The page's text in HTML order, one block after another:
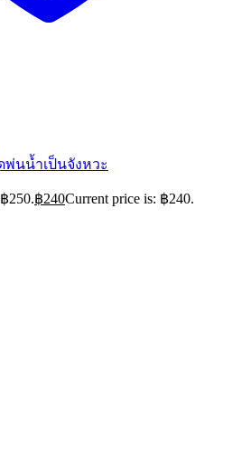
พ่นน้ำเป็นจังหวะ
250.฿240Current price is: ฿240.